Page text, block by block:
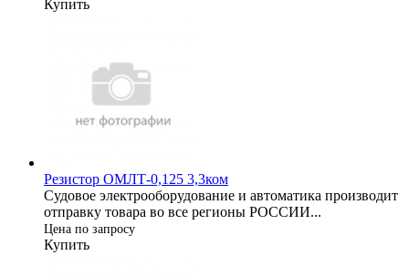
Купить
Резистор ОМЛТ-0,125 3,3ком
Судовое электрооборудование и автоматика производит
отправку товара во все регионы РОССИИ...
Цена по запросу
Купить